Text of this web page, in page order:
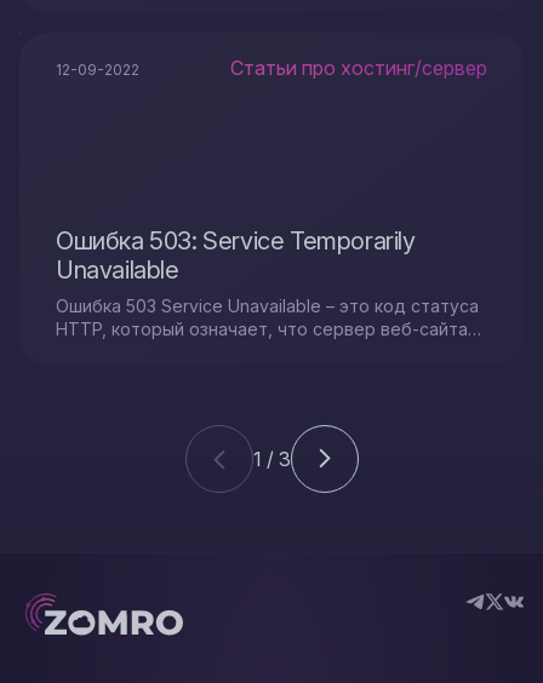
обновлениями. Чтобы Ваш ресурс был доступен
12-09-2022 Статьи про хостинг/сервер
Ошибка 503: Service Temporarily
Unavailable
Ошибка 503 Service Unavailable – это код статуса
HTTP, который означает, что сервер веб-сайта
требует более глубокого анализа. Многим
кажется, что это обычная ошибка и простое
обновление страницы может запросто решить
проблему. Но иногда этого лёгкого действия
1 / 3